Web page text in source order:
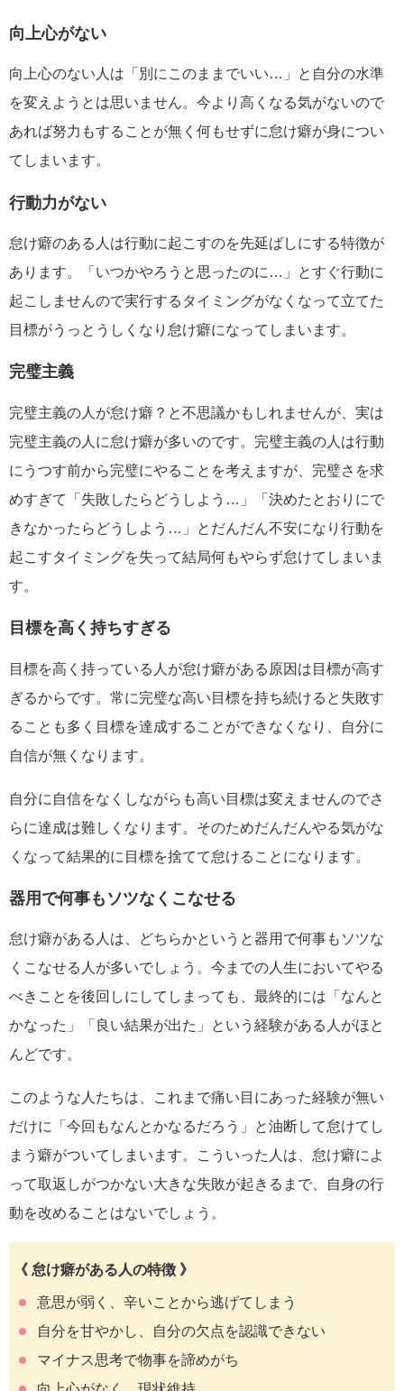
向上心がない
向上心のない人は「別にこのままでいい…」と自分の水準
を変えようとは思いません。今より高くなる気がないので
あれば努力もすることが無く何もせずに怠け癖が身につい
てしまいます。
行動力がない
怠け癖のある人は行動に起こすのを先延ばしにする特徴が
あります。「いつかやろうと思ったのに…」とすぐ行動に
起こしませんので実行するタイミングがなくなって立てた
目標がうっとうしくなり怠け癖になってしまいます。
完璧主義
完璧主義の人が怠け癖？と不思議かもしれませんが、実は
完璧主義の人に怠け癖が多いのです。完璧主義の人は行動
にうつす前から完璧にやることを考えますが、完璧さを求
めすぎて「失敗したらどうしよう…」「決めたとおりにで
きなかったらどうしよう…」とだんだん不安になり行動を
起こすタイミングを失って結局何もやらず怠けてしまいま
す。
目標を高く持ちすぎる
目標を高く持っている人が怠け癖がある原因は目標が高す
ぎるからです。常に完璧な高い目標を持ち続けると失敗す
ることも多く目標を達成することができなくなり、自分に
自信が無くなります。
自分に自信をなくしながらも高い目標は変えませんのでさ
らに達成は難しくなります。そのためだんだんやる気がな
くなって結果的に目標を捨てて怠けることになります。
器用で何事もソツなくこなせる
怠け癖がある人は、どちらかというと器用で何事もソツな
くこなせる人が多いでしょう。今までの人生においてやる
べきことを後回しにしてしまっても、最終的には「なんと
かなった」「良い結果が出た」という経験がある人がほと
んどです。
このような人たちは、これまで痛い目にあった経験が無い
だけに「今回もなんとかなるだろう」と油断して怠けてし
まう癖がついてしまいます。こういった人は、怠け癖によ
って取返しがつかない大きな失敗が起きるまで、自身の行
動を改めることはないでしょう。
《 怠け癖がある人の特徴 》
意思が弱く、辛いことから逃げてしまう
自分を甘やかし、自分の欠点を認識できない
マイナス思考で物事を諦めがち